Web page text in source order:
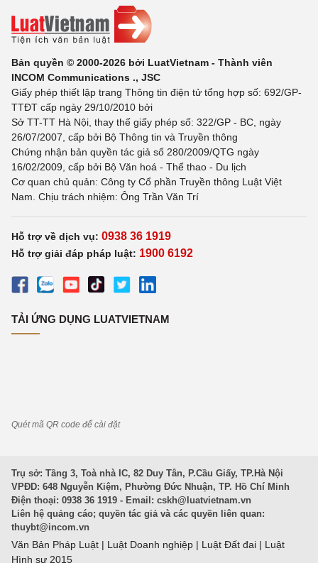
Bản quyền © 2000-2026 bởi LuatVietnam - Thành viên
INCOM Communications ., JSC
Giấy phép thiết lập trang Thông tin điện tử tổng hợp số: 692/GP-
TTĐT cấp ngày 29/10/2010 bởi
Sở TT-TT Hà Nội, thay thế giấy phép số: 322/GP - BC, ngày
26/07/2007, cấp bởi Bộ Thông tin và Truyền thông
Chứng nhận bản quyền tác giả số 280/2009/QTG ngày
16/02/2009, cấp bởi Bộ Văn hoá - Thể thao - Du lịch
Cơ quan chủ quản: Công ty Cổ phần Truyền thông Luật Việt
Nam. Chịu trách nhiệm: Ông Trần Văn Trí
Hỗ trợ về dịch vụ: 0938 36 1919
Hỗ trợ giải đáp pháp luật: 1900 6192
TẢI ỨNG DỤNG LUATVIETNAM
Quét mã QR code để cài đặt
Trụ sở: Tầng 3, Toà nhà IC, 82 Duy Tân, P.Cầu Giấy, TP.Hà Nội
VPĐD: 648 Nguyễn Kiệm, Phường Đức Nhuận, TP. Hồ Chí Minh
Điện thoại: 0938 36 1919 - Email: cskh@luatvietnam.vn
Liên hệ quảng cáo; quyền tác giả và các quyền liên quan:
thuybt@incom.vn
Văn Bản Pháp Luật | Luật Doanh nghiệp | Luật Đất đai | Luật
Hình sự 2015